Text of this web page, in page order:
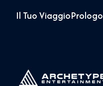
Il Tuo ViaggioPrologo